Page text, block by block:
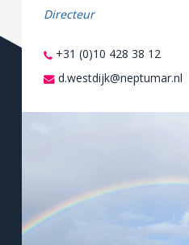
Directeur
+31 (0)10 428 38 12
d.westdijk@neptumar.nl